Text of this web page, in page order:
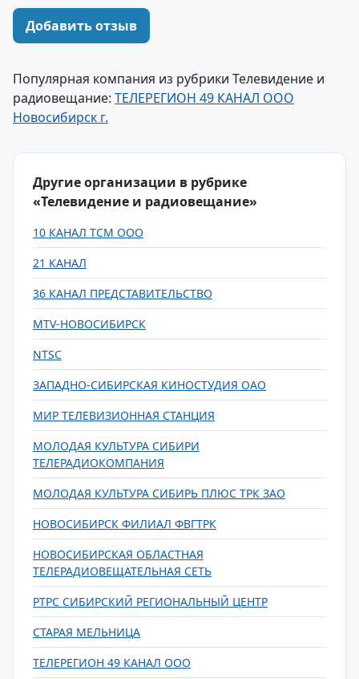
Добавить отзыв
Популярная компания из рубрики Телевидение и
радиовещание: ТЕЛЕРЕГИОН 49 КАНАЛ ООО
Новосибирск г.
Другие организации в рубрике
«Телевидение и радиовещание»
10 КАНАЛ ТСМ ООО
21 КАНАЛ
36 КАНАЛ ПРЕДСТАВИТЕЛЬСТВО
MTV-НОВОСИБИРСК
NTSC
ЗАПАДНО-СИБИРСКАЯ КИНОСТУДИЯ ОАО
МИР ТЕЛЕВИЗИОННАЯ СТАНЦИЯ
МОЛОДАЯ КУЛЬТУРА СИБИРИ
ТЕЛЕРАДИОКОМПАНИЯ
МОЛОДАЯ КУЛЬТУРА СИБИРЬ ПЛЮС ТРК ЗАО
НОВОСИБИРСК ФИЛИАЛ ФВГТРК
НОВОСИБИРСКАЯ ОБЛАСТНАЯ
ТЕЛЕРАДИОВЕЩАТЕЛЬНАЯ СЕТЬ
РТРС СИБИРСКИЙ РЕГИОНАЛЬНЫЙ ЦЕНТР
СТАРАЯ МЕЛЬНИЦА
ТЕЛЕРЕГИОН 49 КАНАЛ ООО